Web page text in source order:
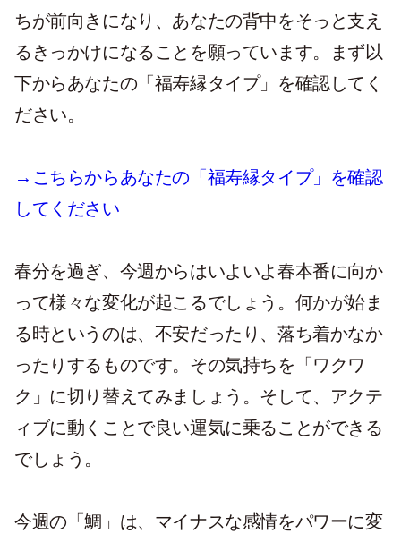
ちが前向きになり、あなたの背中をそっと支え
るきっかけになることを願っています。まず以
下からあなたの「福寿縁タイプ」を確認してく
ださい。
→こちらからあなたの「福寿縁タイプ」を確認
してください
春分を過ぎ、今週からはいよいよ春本番に向か
って様々な変化が起こるでしょう。何かが始ま
る時というのは、不安だったり、落ち着かなか
ったりするものです。その気持ちを「ワクワ
ク」に切り替えてみましょう。そして、アクテ
ィブに動くことで良い運気に乗ることができる
でしょう。
今週の「鯛」は、マイナスな感情をパワーに変